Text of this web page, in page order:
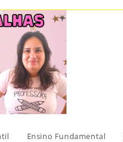
Ensino Fundamental